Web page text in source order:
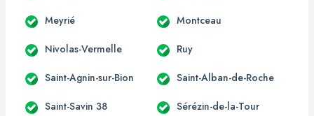
Meyrié Montceau
Nivolas-Vermelle Ruy
Saint-Agnin-sur-Bion Saint-Alban-de-Roche
Saint-Savin 38 Sérézin-de-la-Tour